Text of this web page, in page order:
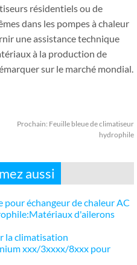
résidentiels ou de
dans les pompes à chaleur
une assistance technique
à la production de
sur le marché mondial.
Prochain: Feuille bleue de climatiseur
hydrophile
aussi
échangeur de chaleur AC
d'ailerons
la climatisation
xxx/3xxxx/8xxx pour